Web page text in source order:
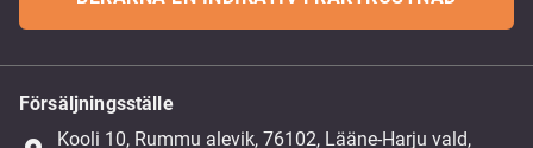
Försäljningsställe
Kooli 10, Rummu alevik, 76102, Lääne-Harju vald,